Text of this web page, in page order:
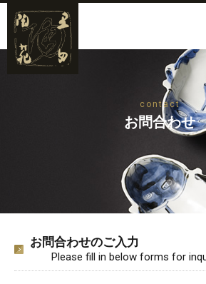
contact
お問合わせ
お問合わせのご入力
Please fill in below forms for